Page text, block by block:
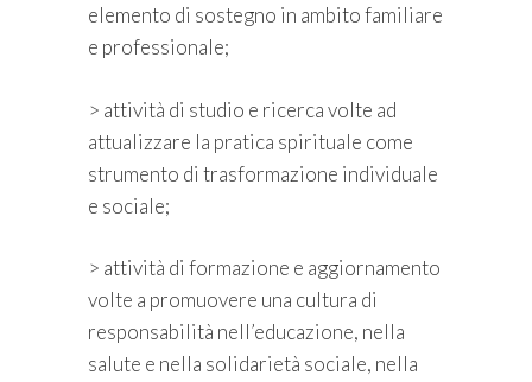
elemento di sostegno in ambito familiare
e professionale;
> attività di studio e ricerca volte ad
attualizzare la pratica spirituale come
strumento di trasformazione individuale
e sociale;
> attività di formazione e aggiornamento
volte a promuovere una cultura di
responsabilità nell’educazione, nella
salute e nella solidarietà sociale, nella